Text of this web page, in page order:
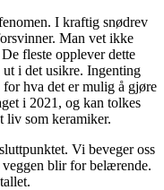
I kraftig snødrev
Man vet ikke
fleste opplever dette
i det usikre. Ingenting
for hva det er mulig å gjøre
i 2021, og kan tolkes
liv som keramiker.
Vi beveger oss
blir for belærende.